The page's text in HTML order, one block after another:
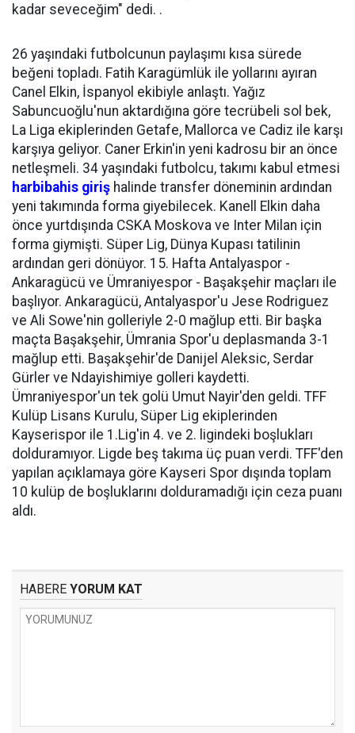
kadar seveceğim" dedi. .
26 yaşındaki futbolcunun paylaşımı kısa sürede
beğeni topladı. Fatih Karagümlük ile yollarını ayıran
Canel Elkin, İspanyol ekibiyle anlaştı. Yağız
Sabuncuoğlu'nun aktardığına göre tecrübeli sol bek,
La Liga ekiplerinden Getafe, Mallorca ve Cadiz ile karşı
karşıya geliyor. Caner Erkin'in yeni kadrosu bir an önce
netleşmeli. 34 yaşındaki futbolcu, takımı kabul etmesi
harbibahis giriş halinde transfer döneminin ardından
yeni takımında forma giyebilecek. Kanell Elkin daha
önce yurtdışında CSKA Moskova ve Inter Milan için
forma giymişti. Süper Lig, Dünya Kupası tatilinin
ardından geri dönüyor. 15. Hafta Antalyaspor -
Ankaragücü ve Ümraniyespor - Başakşehir maçları ile
başlıyor. Ankaragücü, Antalyaspor'u Jese Rodriguez
ve Ali Sowe'nin golleriyle 2-0 mağlup etti. Bir başka
maçta Başakşehir, Ümrania Spor'u deplasmanda 3-1
mağlup etti. Başakşehir'de Danijel Aleksic, Serdar
Gürler ve Ndayishimiye golleri kaydetti.
Ümraniyespor'un tek golü Umut Nayir'den geldi. TFF
Kulüp Lisans Kurulu, Süper Lig ekiplerinden
Kayserispor ile 1.Lig'in 4. ve 2. ligindeki boşlukları
dolduramıyor. Ligde beş takıma üç puan verdi. TFF'den
yapılan açıklamaya göre Kayseri Spor dışında toplam
10 kulüp de boşluklarını dolduramadığı için ceza puanı
aldı.
HABERE YORUM KAT